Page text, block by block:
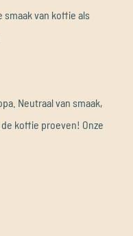
smaak van koffie als
Neutraal van smaak,
koffie proeven! Onze